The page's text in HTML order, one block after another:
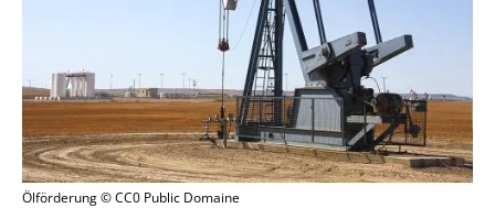
Ölförderung © CC0 Public Domaine